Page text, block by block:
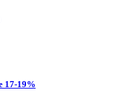
17-19%